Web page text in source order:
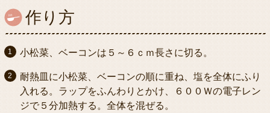
作り方
小松菜、ベーコンは５～６ｃｍ長さに切る。
耐熱皿に小松菜、ベーコンの順に重ね、塩を全体にふり
入れる。ラップをふんわりとかけ、６００Ｗの電子レン
ジで５分加熱する。全体を混ぜる。